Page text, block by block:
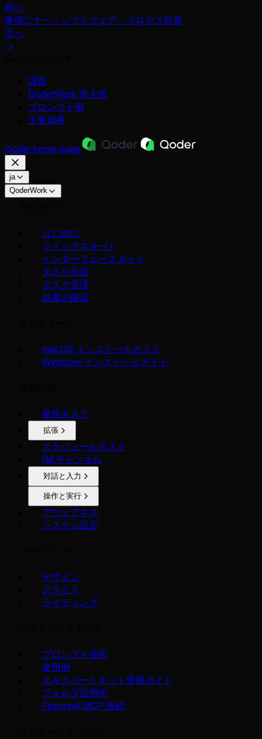
前へ
事例二十一：ソフトウェア・プロセス監査
次へ
課題
QoderWork 導入後
プロンプト例
主要成果
Qoder home page
ja
QoderWork
はじめに
クイックスタート
インターフェースガイド
タスク会話
タスク管理
結果の確認
macOS インストールガイド
Windows インストールガイド
新規タスク
拡張
スケジュールタスク
IM チャンネル
対話と入力
操作と実行
アウェアネス
システム設定
デザイン
スライド
ライティング
プロンプト強化
使用例
エキスパートキット実践ガイド
フォルダ活用術
Firecrawl MCP 接続